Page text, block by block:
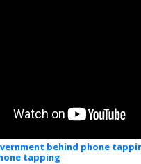
behind phone
tapping